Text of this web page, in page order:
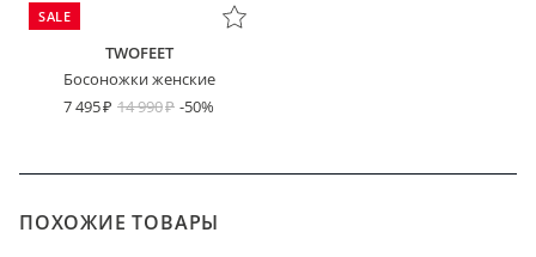
SALE
TWOFEET
Босоножки женские
7 495
14 990 -50%
ПОХОЖИЕ ТОВАРЫ